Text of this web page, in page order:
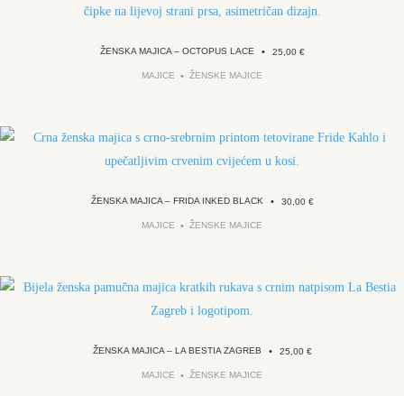
ŽENSKA MAJICA – OCTOPUS LACE • 25,00 €
MAJICE ŽENSKE MAJICE
ŽENSKA MAJICA – FRIDA INKED BLACK • 30,00 €
MAJICE ŽENSKE MAJICE
ŽENSKA MAJICA – LA BESTIA ZAGREB • 25,00 €
MAJICE ŽENSKE MAJICE